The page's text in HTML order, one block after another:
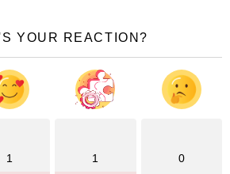
YOUR REACTION?
1 1 0